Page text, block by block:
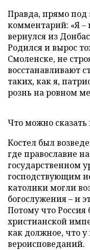
Правда, прямо под
комментарий: «Я –
вернулся из
Родился и вырос
Смоленске, не
восстанавливают
таких, как я,
рознь на ровном
Что можно сказать
Костел был
где православие
государственном
господствующим
католики могли
богослужения – и
Потому что
христианской
как должное, что
вероисповеданий.